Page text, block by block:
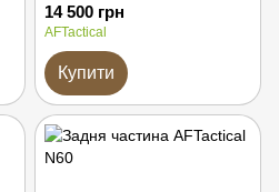
14 500 грн
AFTactical
Купити